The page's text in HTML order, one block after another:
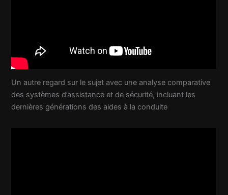
Un autre regard sur le sujet avec une analyse comparative
des systèmes d’assistance et de sécurité, incluant les
dernières générations des aides à la conduite